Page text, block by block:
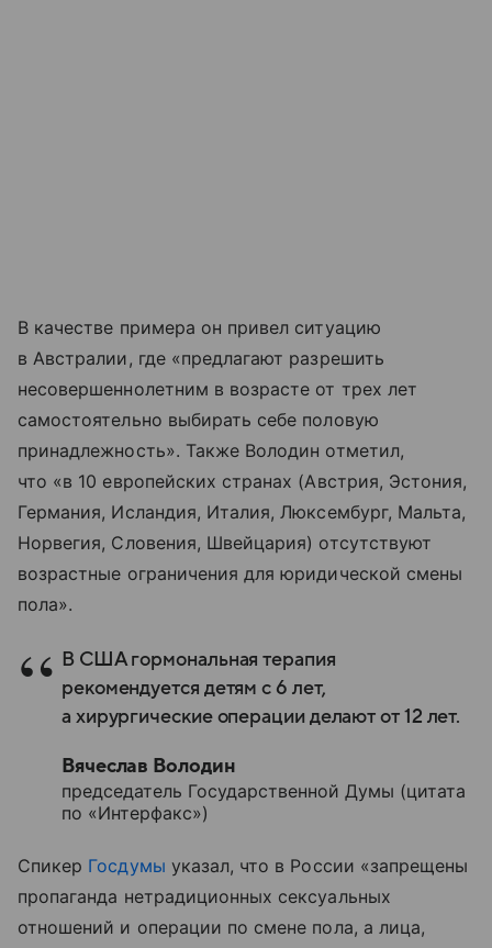
В качестве примера он привел ситуацию
в Австралии, где «предлагают разрешить
несовершеннолетним в возрасте от трех лет
самостоятельно выбирать себе половую
принадлежность». Также Володин отметил,
что «в 10 европейских странах (Австрия, Эстония,
Германия, Исландия, Италия, Люксембург, Мальта,
Норвегия, Словения, Швейцария) отсутствуют
возрастные ограничения для юридической смены
пола».
В США гормональная терапия
рекомендуется детям с 6 лет,
а хирургические операции делают от 12 лет.
Вячеслав Володин
председатель Государственной Думы (цитата
по «Интерфакс»)
Спикер Госдумы указал, что в России «запрещены
пропаганда нетрадиционных сексуальных
отношений и операции по смене пола, а лица,